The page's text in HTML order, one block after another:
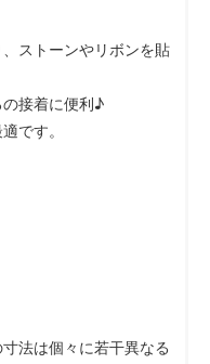
ストーンやリボンを貼
接着に便利♪
です。
法は個々に若干異なる